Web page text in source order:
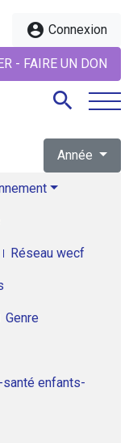
account_circle Connexion
- FAIRE UN DON
search
Année
Réseau wecf
Genre
santé enfants-